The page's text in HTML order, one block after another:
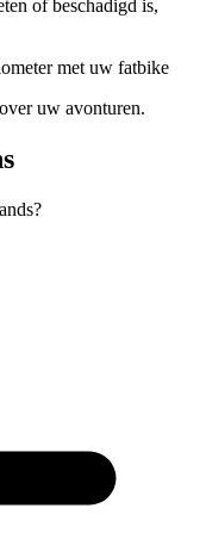
of beschadigd is,
met uw fatbike
uw avonturen.